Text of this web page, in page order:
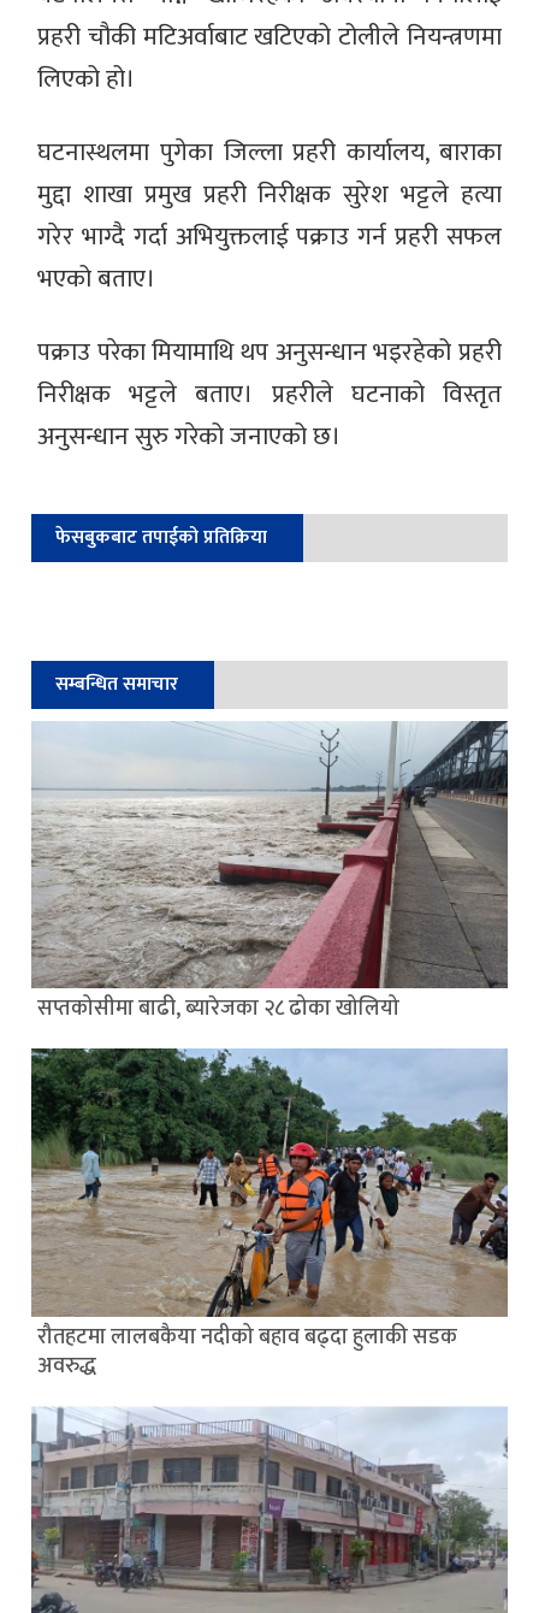
प्रहरी चौकी मटिअर्वाबाट खटिएको टोलीले नियन्त्रणमा
लिएको हो।
घटनास्थलमा पुगेका जिल्ला प्रहरी कार्यालय, बाराका
मुद्दा शाखा प्रमुख प्रहरी निरीक्षक सुरेश भट्टले हत्या
गरेर भाग्दै गर्दा अभियुक्तलाई पक्राउ गर्न प्रहरी सफल
भएको बताए।
पक्राउ परेका मियामाथि थप अनुसन्धान भइरहेको प्रहरी
निरीक्षक भट्टले बताए। प्रहरीले घटनाको विस्तृत
अनुसन्धान सुरु गरेको जनाएको छ।
फेसबुकबाट तपाईको प्रतिक्रिया
सम्बन्धित समाचार
सप्तकोसीमा बाढी, ब्यारेजका २८ ढोका खोलियो
रौतहटमा लालबकैया नदीको बहाव बढ्दा हुलाकी सडक
अवरुद्ध